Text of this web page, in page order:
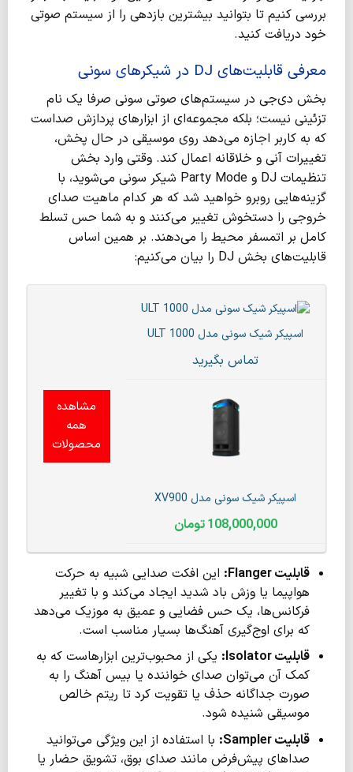
بررسی کنیم تا بتوانید بیشترین بازدهی را از سیستم صوتی
خود دریافت کنید.
معرفی قابلیت‌های DJ در شیکرهای سونی
بخش دی‌جی در سیستم‌های صوتی سونی صرفا یک نام
تزئینی نیست؛ بلکه مجموعه‌ای از ابزارهای پردازش صداست
که به کاربر اجازه می‌دهد روی موسیقی در حال پخش،
تغییرات آنی و خلاقانه اعمال کند. وقتی وارد بخش
تنظیمات DJ و Party Mode شیکر سونی می‌شوید، با
گزینه‌هایی روبرو خواهید شد که هر کدام ماهیت صدای
خروجی را دستخوش تغییر می‌کنند و به شما حس تسلط
کامل بر اتمسفر محیط را می‌دهند. بر همین اساس
قابلیت‌های بخش DJ را بیان می‌کنیم:
اسپیکر شیک سونی مدل ULT 1000
تماس بگیرید
اسپیکر شیک سونی مدل XV900
108,000,000تومان
مشاهده
همه
محصولات
قابلیتFlanger
: این افکت صدایی شبیه به حرکت
هواپیما یا وزش باد شدید ایجاد می‌کند و با تغییر
فرکانس‌ها، یک حس فضایی و عمیق به موزیک می‌دهد
که برای اوج‌گیری آهنگ‌ها بسیار مناسب است.
قابلیتIsolator
: یکی از محبوب‌ترین ابزارهاست که به
کمک آن می‌توان صدای خواننده یا بیس آهنگ را به
صورت جداگانه حذف یا تقویت کرد تا ریتم خالص
موسیقی شنیده شود.
قابلیتSampler
: با استفاده از این ویژگی می‌توانید
صداهای پیش‌فرض مانند صدای بوق، تشویق حضار یا